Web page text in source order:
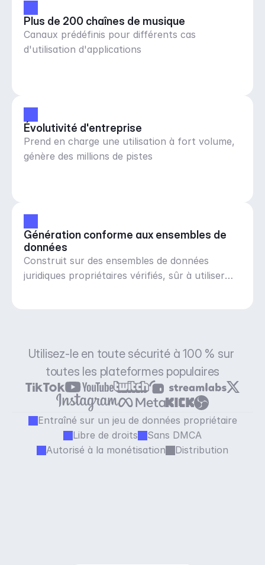
Plus de 200 chaînes de musique
Canaux prédéfinis pour différents cas
d'utilisation d'applications
Évolutivité d'entreprise
Prend en charge une utilisation à fort volume,
génère des millions de pistes
Génération conforme aux ensembles de
données
Construit sur des ensembles de données
juridiques propriétaires vérifiés, sûr à utiliser
Utilisez-le en toute sécurité à 100 % sur
toutes les plateformes populaires
Entraîné sur un jeu de données propriétaire
Libre de droits
Sans DMCA
Autorisé à la monétisation
Distribution